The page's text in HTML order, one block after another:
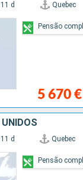
11 d Quebec
5 670 €
Pensão
11 d Quebec
Pensão